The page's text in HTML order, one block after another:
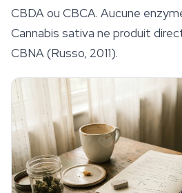
CBDA ou CBCA. Aucune
Cannabis sativa ne produit
CBNA (Russo, 2011).